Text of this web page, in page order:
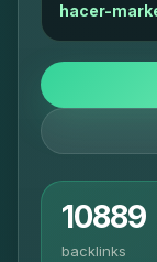
hacer-
10889
backlinks